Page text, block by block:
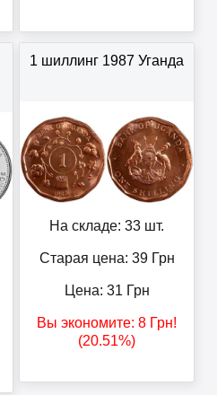
1 шиллинг 1987 Уганда
На складе: 33 шт.
Старая цена: 39Грн
Цена: 31 Грн
Вы экономите: 8 Грн!
(20.51%)